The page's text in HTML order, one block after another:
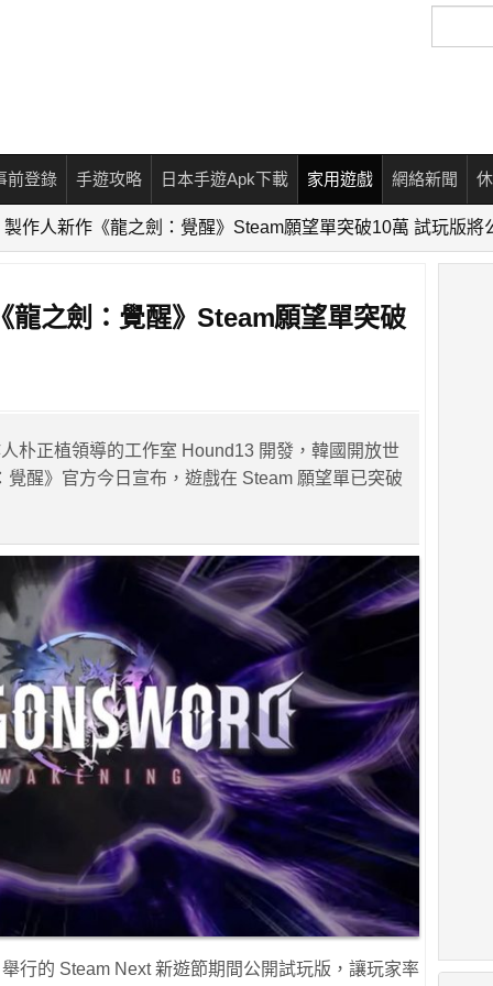
尋
前登錄 手遊攻略 日本手遊Apk下載 家用遊戲 網絡新聞
作人新作《龍之劍：覺醒》Steam願望單突破10萬 試玩版將
龍之劍：覺醒》Steam願望單突破
朴正植領導的工作室 Hound13 開發，韓國開放世
覺醒》官方今日宣布，遊戲在 Steam 願望單已突破
行的 Steam Next 新遊節期間公開試玩版，讓玩家率